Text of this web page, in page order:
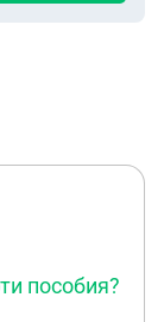
пособия?